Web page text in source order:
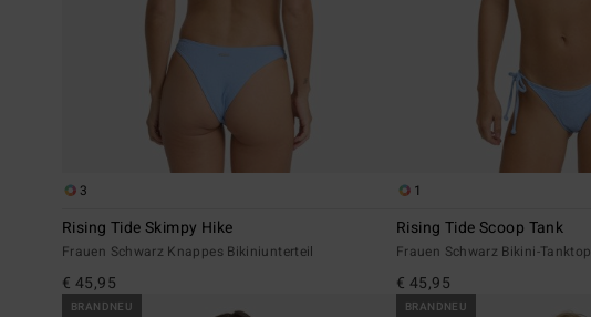
3
Rising Tide Skimpy Hike
Frauen Schwarz Knappes Bikiniunterteil
€ 45,95
1
Rising Tide Scoop Tank
Frauen Schwarz Bikini-Tanktop
€ 45,95
BRANDNEU BRANDNEU